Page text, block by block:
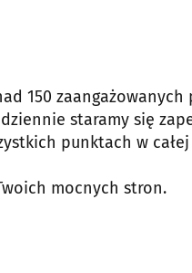
150 zaangażowanych
staramy się
punktach w całej
mocnych stron.